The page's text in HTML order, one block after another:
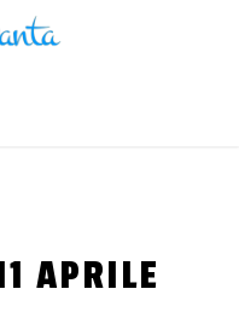
APRILE